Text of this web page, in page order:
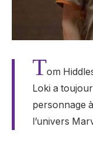
Tom
Loki a
personnage
l’univers